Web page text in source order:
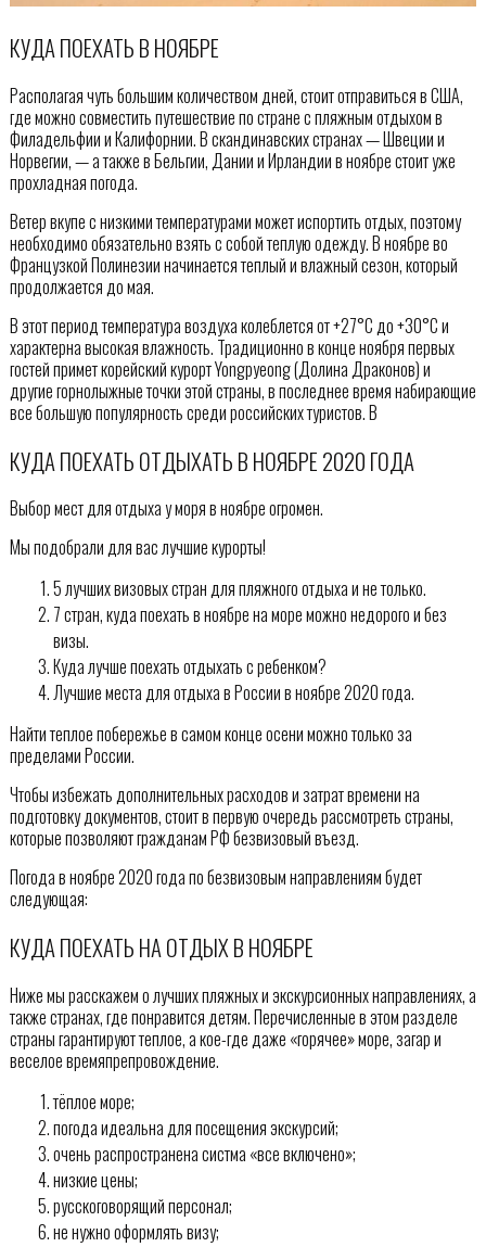
КУДА ПОЕХАТЬ В НОЯБРЕ
Располагая чуть большим количеством дней, стоит отправиться в США,
где можно совместить путешествие по стране с пляжным отдыхом в
Филадельфии и Калифорнии. В скандинавских странах — Швеции и
Норвегии, — а также в Бельгии, Дании и Ирландии в ноябре стоит уже
прохладная погода.
Ветер вкупе с низкими температурами может испортить отдых, поэтому
необходимо обязательно взять с собой теплую одежду. В ноябре во
Французкой Полинезии начинается теплый и влажный сезон, который
продолжается до мая.
В этот период температура воздуха колеблется от +27°C до +30°C и
характерна высокая влажность. Традиционно в конце ноября первых
гостей примет корейский курорт Yongpyeong (Долина Драконов) и
другие горнолыжные точки этой страны, в последнее время набирающие
все большую популярность среди российских туристов. В
КУДА ПОЕХАТЬ ОТДЫХАТЬ В НОЯБРЕ 2020 ГОДА
Выбор мест для отдыха у моря в ноябре огромен.
Мы подобрали для вас лучшие курорты!
5 лучших визовых стран для пляжного отдыха и не только.
7 стран, куда поехать в ноябре на море можно недорого и без
визы.
Куда лучше поехать отдыхать с ребенком?
Лучшие места для отдыха в России в ноябре 2020 года.
Найти теплое побережье в самом конце осени можно только за
пределами России.
Чтобы избежать дополнительных расходов и затрат времени на
подготовку документов, стоит в первую очередь рассмотреть страны,
которые позволяют гражданам РФ безвизовый въезд.
Погода в ноябре 2020 года по безвизовым направлениям будет
следующая:
КУДА ПОЕХАТЬ НА ОТДЫХ В НОЯБРЕ
Ниже мы расскажем о лучших пляжных и экскурсионных направлениях, а
также странах, где понравится детям. Перечисленные в этом разделе
страны гарантируют теплое, а кое-где даже «горячее» море, загар и
веселое времяпрепровождение.
тёплое море;
погода идеальна для посещения экскурсий;
очень распространена систма «все включено»;
низкие цены;
русскоговорящий персонал;
не нужно оформлять визу;